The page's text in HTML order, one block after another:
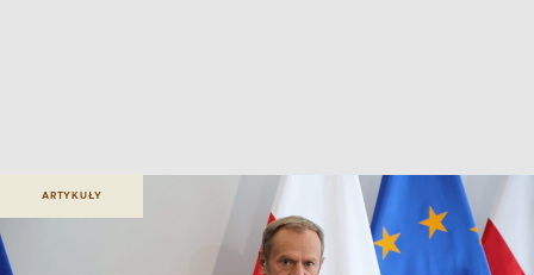
ARTYKUŁY